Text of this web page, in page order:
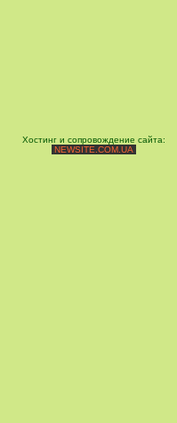
Хостинг и сопровождение сайта:
NEWSITE.COM.UA